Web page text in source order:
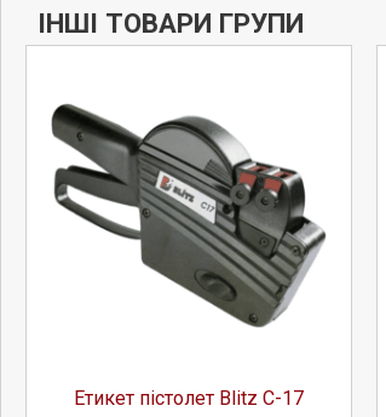
ІНШІ ТОВАРИ ГРУПИ
Етикет пістолет Blitz C-17